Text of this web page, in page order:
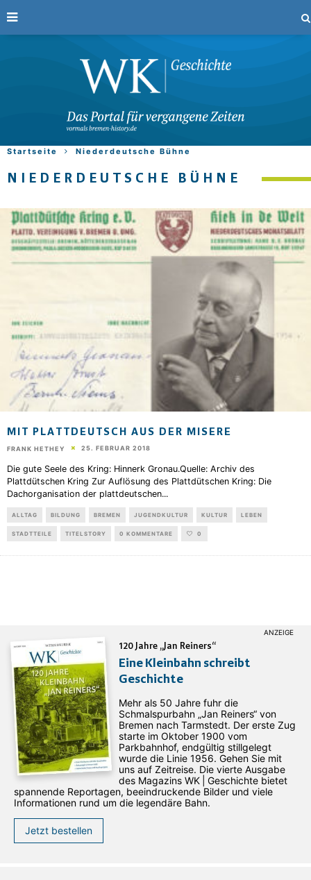
Startseite Niederdeutsche Bühne
NIEDERDEUTSCHE BÜHNE
MIT PLATTDEUTSCH AUS DER MISERE
FRANK HETHEY 25. FEBRUAR 2018
Die gute Seele des Kring: Hinnerk Gronau.Quelle: Archiv des
Plattdütschen Kring Zur Auflösung des Plattdütschen Kring: Die
Dachorganisation der plattdeutschen...
ALLTAG BILDUNG BREMEN JUGENDKULTUR KULTUR LEBEN
STADTTEILE TITELSTORY 0 KOMMENTARE 0
120 Jahre „Jan Reiners“
Eine Kleinbahn schreibt
Geschichte
Mehr als 50 Jahre fuhr die
Schmalspurbahn „Jan ­Reiners“ von
Bremen nach Tarmstedt. Der erste Zug
starte im Oktober 1900 vom
Parkbahnhof, endgültig stillgelegt
wurde die Linie 1956. Gehen Sie mit
uns auf Zeitreise. Die vierte Ausgabe
des ­Magazins WK | Geschichte bietet
spannende Reportagen, beeindruckende Bilder und viele
Informationen rund um die legendäre Bahn.
Jetzt bestellen